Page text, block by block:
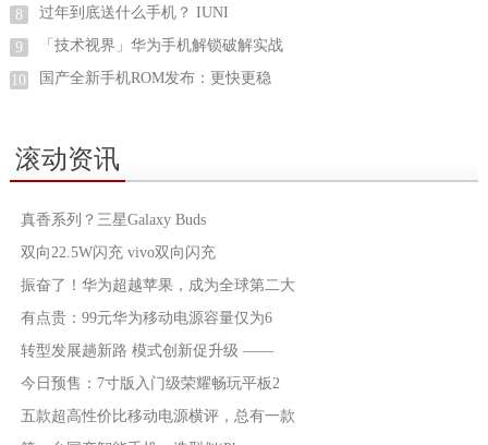
8 过年到底送什么手机？ IUNI
9 「技术视界」华为手机解锁破解实战
10 国产全新手机ROM发布：更快更稳
滚动资讯
真香系列？三星Galaxy Buds
双向22.5W闪充 vivo双向闪充
振奋了！华为超越苹果，成为全球第二大
有点贵：99元华为移动电源容量仅为6
转型发展趟新路 模式创新促升级 ——
今日预售：7寸版入门级荣耀畅玩平板2
五款超高性价比移动电源横评，总有一款